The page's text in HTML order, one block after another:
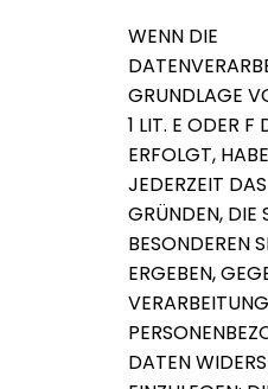
WENN DIE
GRUNDLAGE
1 LIT. E ODER F
ERFOLGT,
JEDERZEIT
GRÜNDEN, DIE
BESONDEREN
ERGEBEN,
DATEN